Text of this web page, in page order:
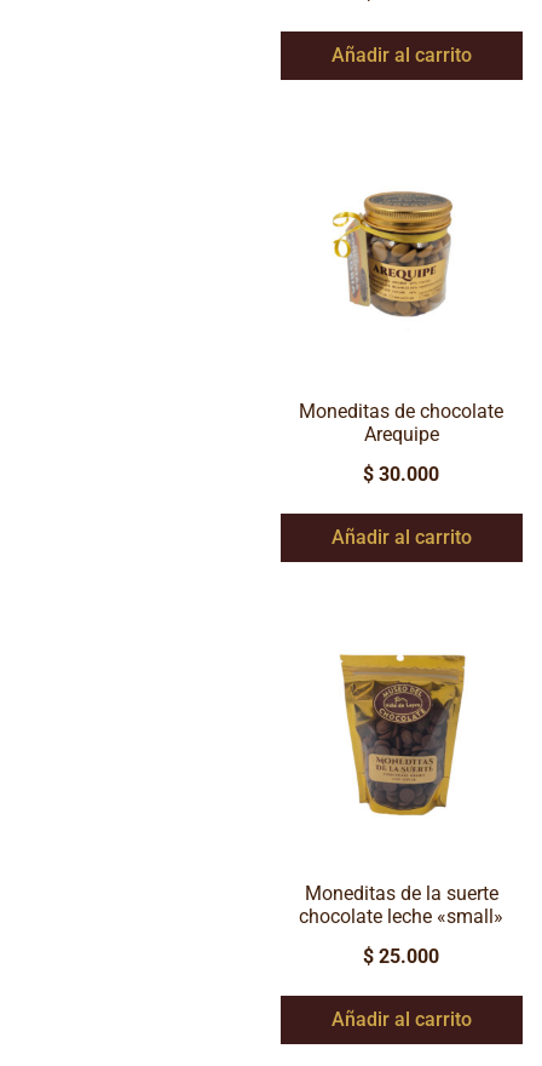
Añadir al carrito
Moneditas de chocolate
Arequipe
$ 30.000
Añadir al carrito
Moneditas de la suerte
chocolate leche «small»
$ 25.000
Añadir al carrito